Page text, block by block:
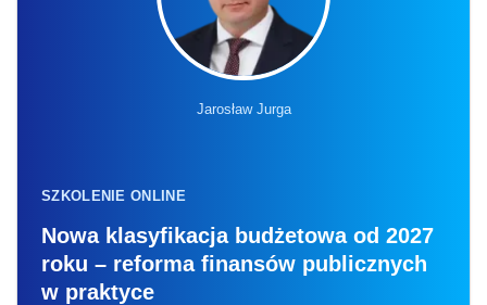
Jarosław Jurga
SZKOLENIE ONLINE
Nowa klasyfikacja budżetowa od 2027
roku – reforma finansów publicznych
w praktyce